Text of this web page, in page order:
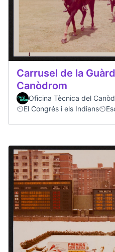
Carrusel de la
Canòdrom
Oficina Tècnica del
El Congrés i els Indians